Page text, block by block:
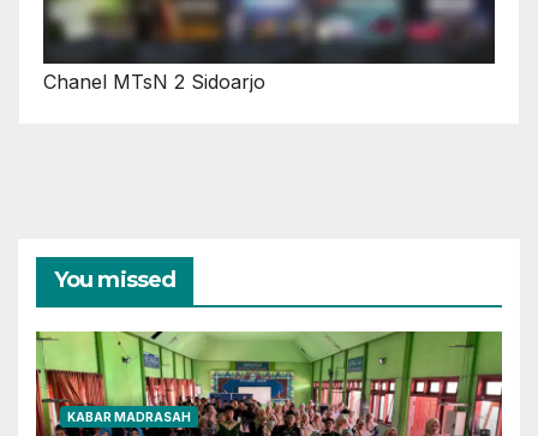
Chanel MTsN 2 Sidoarjo
You missed
KABAR MADRASAH